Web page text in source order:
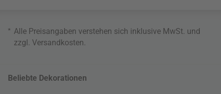
* Alle Preisangaben verstehen sich inklusive MwSt. und
zzgl. Versandkosten
Beliebte Dekorationen